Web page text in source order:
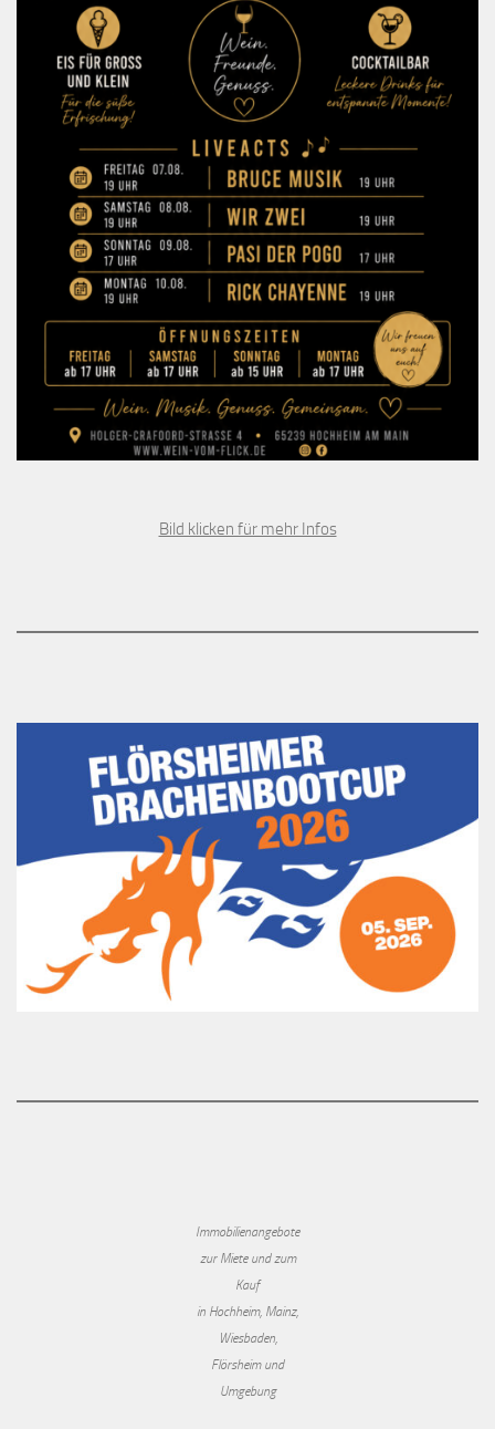
Bild klicken für mehr Infos
Immobilienangebote
zur Miete und zum
Kauf
in Hochheim, Mainz,
Wiesbaden,
Flörsheim und
Umgebung